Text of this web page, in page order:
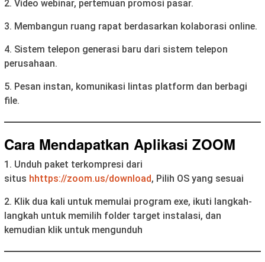
2. Video webinar, pertemuan promosi pasar.
3. Membangun ruang rapat berdasarkan kolaborasi online.
4. Sistem telepon generasi baru dari sistem telepon
perusahaan.
5. Pesan instan, komunikasi lintas platform dan berbagi
file.
Cara Mendapatkan Aplikasi ZOOM
1. Unduh paket terkompresi dari
situs hhttps://zoom.us/download, Pilih OS yang sesuai
2. Klik dua kali untuk memulai program exe, ikuti langkah-
langkah untuk memilih folder target instalasi, dan
kemudian klik untuk mengunduh